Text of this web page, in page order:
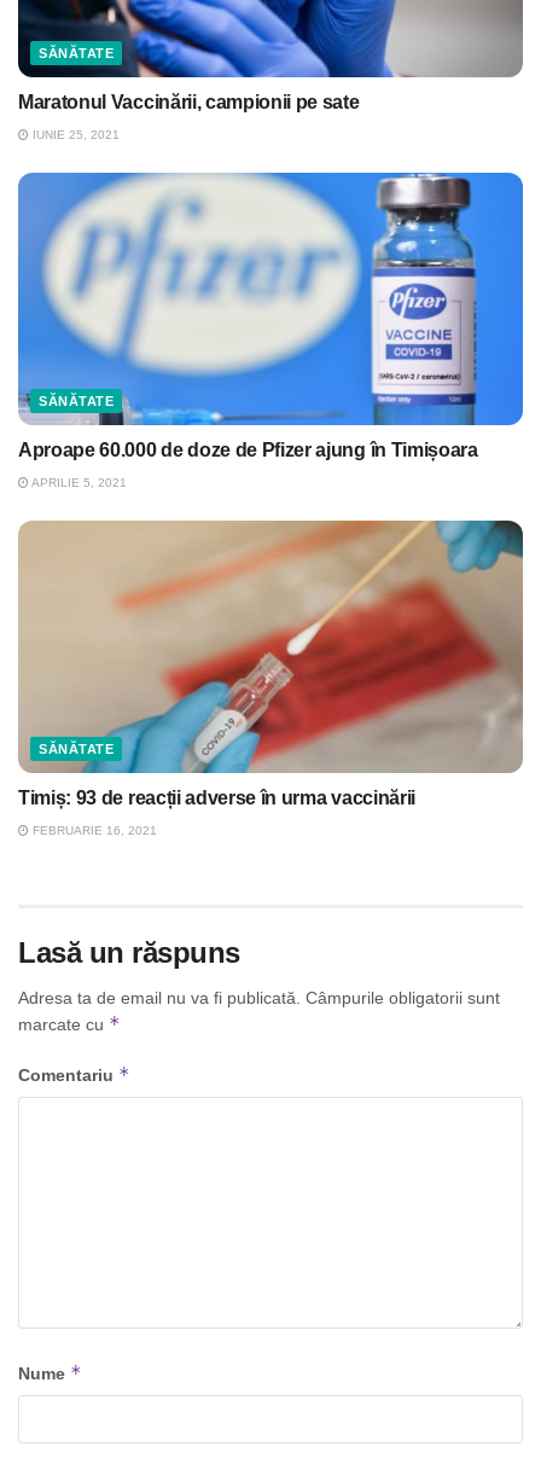
SĂNĂTATE
Maratonul Vaccinării, campionii pe sate
IUNIE 25, 2021
SĂNĂTATE
Aproape 60.000 de doze de Pfizer ajung în Timișoara
APRILIE 5, 2021
SĂNĂTATE
Timiș: 93 de reacții adverse în urma vaccinării
FEBRUARIE 16, 2021
Lasă un răspuns
Adresa ta de email nu va fi publicată. Câmpurile obligatorii sunt
marcate cu *
Comentariu *
Nume *